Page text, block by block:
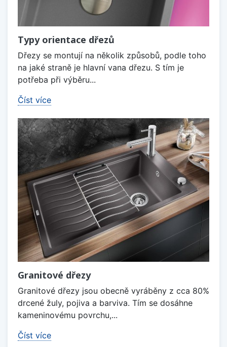
Typy orientace dřezů
Dřezy se montují na několik způsobů, podle toho
na jaké straně je hlavní vana dřezu. S tím je
potřeba při výběru...
Číst více
Granitové dřezy
Granitové dřezy jsou obecně vyráběny z cca 80%
drcené žuly, pojiva a barviva. Tím se dosáhne
kameninovému povrchu,...
Číst více